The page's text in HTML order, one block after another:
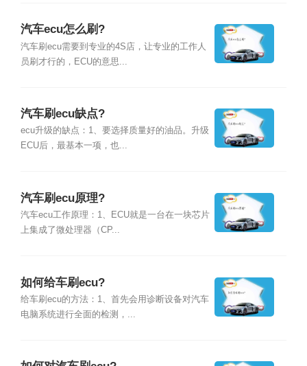
汽车ecu怎么刷?
汽车刷ecu需要到专业的4S店，让专业的工作人
员刷才行的，ECU的意思...
汽车刷ecu缺点?
ecu升级的缺点：1、要选择质量好的油品。升级
ECU后，最基本一项，也...
汽车刷ecu原理?
汽车ecu工作原理：1、ECU就是一台在一块芯片
上集成了微处理器（CP...
如何给车刷ecu?
给车刷ecu的方法：1、首先会用诊断设备对汽车
电脑系统进行全面的检测，...